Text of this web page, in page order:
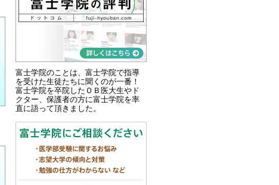
富士学院のことは、富士学院で指導
を受けた生徒たちに聞くのが一番！
富士学院を卒院したＯＢ医大生やド
クター、保護者の方に富士学院を率
直に語って頂きました。